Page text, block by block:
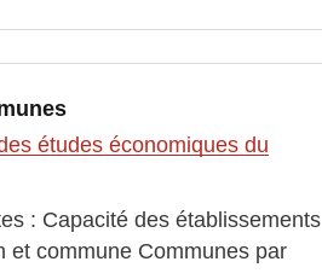
études économiques du
: Capacité des établissements
et commune Communes par